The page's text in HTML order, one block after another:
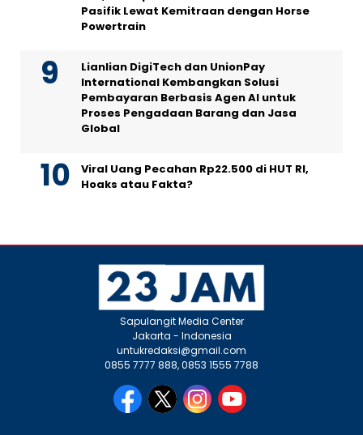
Pasifik Lewat Kemitraan dengan Horse
Powertrain
Lianlian DigiTech dan UnionPay
International Kembangkan Solusi
Pembayaran Berbasis Agen AI untuk
Proses Pengadaan Barang dan Jasa
Global
Viral Uang Pecahan Rp22.500 di HUT RI,
Hoaks atau Fakta?
Sapulangit Media Center
Jakarta - Indonesia
untukredaksi@gmail.com
0855 7777 888, 0853 1555 7788